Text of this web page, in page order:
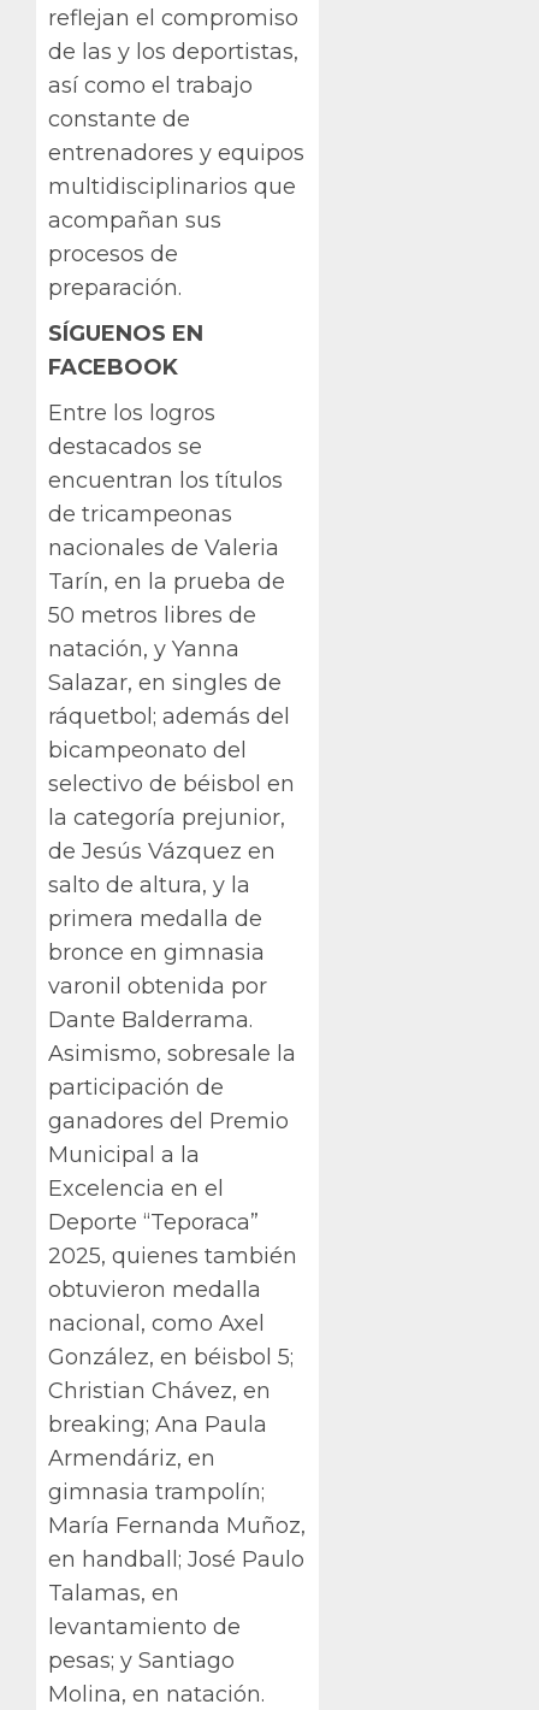
reflejan el compromiso
de las y los deportistas,
así como el trabajo
constante de
entrenadores y equipos
multidisciplinarios que
acompañan sus
procesos de
preparación.
SÍGUENOS EN
FACEBOOK
Entre los logros
destacados se
encuentran los títulos
de tricampeonas
nacionales de Valeria
Tarín, en la prueba de
50 metros libres de
natación, y Yanna
Salazar, en singles de
ráquetbol; además del
bicampeonato del
selectivo de béisbol en
la categoría prejunior,
de Jesús Vázquez en
salto de altura, y la
primera medalla de
bronce en gimnasia
varonil obtenida por
Dante Balderrama.
Asimismo, sobresale la
participación de
ganadores del Premio
Municipal a la
Excelencia en el
Deporte “Teporaca”
2025, quienes también
obtuvieron medalla
nacional, como Axel
González, en béisbol 5;
Christian Chávez, en
breaking; Ana Paula
Armendáriz, en
gimnasia trampolín;
María Fernanda Muñoz,
en handball; José Paulo
Talamas, en
levantamiento de
pesas; y Santiago
Molina, en natación.